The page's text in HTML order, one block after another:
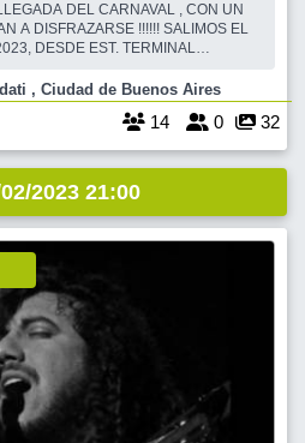
!!!!!! SALIMOS EL
DESDE EST. TERMINAL
EST. TERMINAL DE MORON Y EST.
HORARIOS A CONFIRMAR. SON 5
Villa Soldati , Ciudad de Buenos Aires
14 0 32
2023 21:00